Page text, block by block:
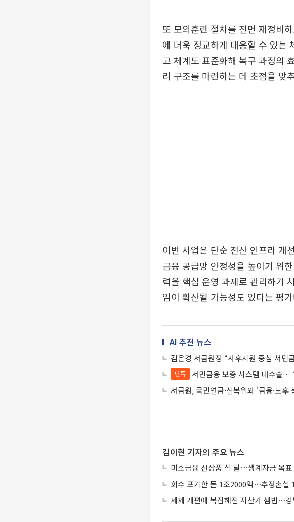
또 모의훈련 절차를 전면 재정비
에 더욱 정교하게 대응할 수 있는
고 체계도 표준화해 복구 과정의
리 구조를 마련하는 데 초점을 맞
이번 사업은 단순 전산 인프라 개
금융 공급망 안정성을 높이기 위
력을 핵심 운영 과제로 관리하기
임이 확산될 가능성도 있다는 평
AI 추천 뉴스
김은경 서금원장 “사후지원 중심 서
단독
서민금융 보증 시스템 대수술…
서금원, 국민연금·신복위와 '금융·노후
김이현 기자의 주요 뉴스
미소금융 신상품 석 달⋯생계자금 목
회수 포기한 돈 1조2000억⋯추정손실
세제 개편에 복잡해진 자산가 셈법⋯강